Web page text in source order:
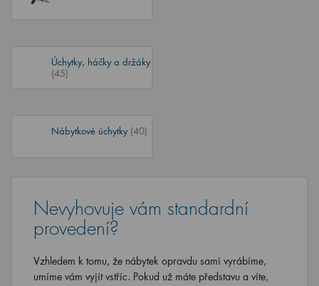
Úchytky, háčky a držáky
(45)
Nábytkové úchytky (40)
Nevyhovuje vám standardní
provedení?
Vzhledem k tomu, že nábytek opravdu sami vyrábíme,
umíme vám vyjít vstříc. Pokud už máte představu a víte,